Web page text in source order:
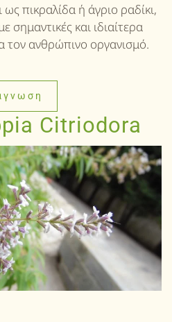
πικραλίδα ή άγριο ραδίκι,
σημαντικές και ιδιαίτερα
τον ανθρώπινο οργανισμό.
Citriodora